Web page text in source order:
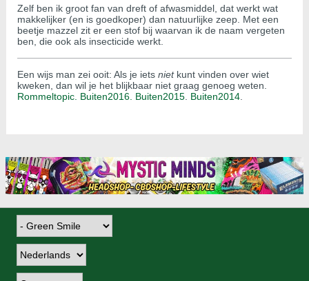
Zelf ben ik groot fan van dreft of afwasmiddel, dat werkt wat
makkelijker (en is goedkoper) dan natuurlijke zeep. Met een
beetje mazzel zit er een stof bij waarvan ik de naam vergeten
ben, die ook als insecticide werkt.
Een wijs man zei ooit: Als je iets nietkunt vinden over wiet
kweken, dan wil je het blijkbaar niet graag genoeg weten.
Rommeltopic. Buiten2016. Buiten2015 Buiten2014